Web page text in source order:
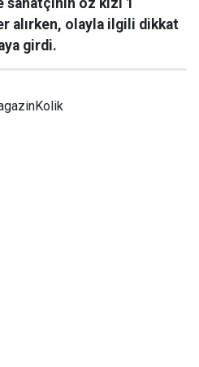
öz kızı 1
alırken, olayla ilgili dikkat
girdi.